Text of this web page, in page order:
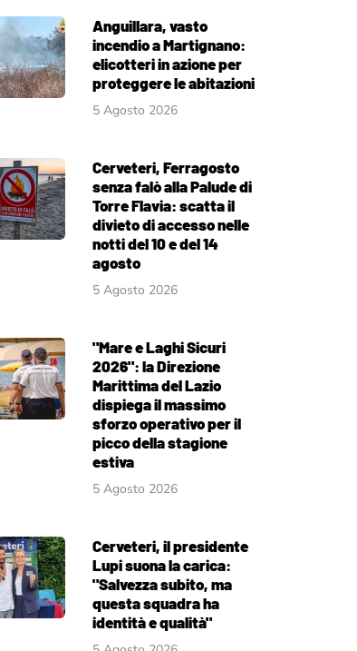
Anguillara, vasto
incendio a Martignano:
elicotteri in azione per
proteggere le abitazioni
5 Agosto 2026
Cerveteri, Ferragosto
senza falò alla Palude di
Torre Flavia: scatta il
divieto di accesso nelle
notti del 10 e del 14
agosto
5 Agosto 2026
"Mare e Laghi Sicuri
2026": la Direzione
Marittima del Lazio
dispiega il massimo
sforzo operativo per il
picco della stagione
estiva
5 Agosto 2026
Cerveteri, il presidente
Lupi suona la carica:
"Salvezza subito, ma
questa squadra ha
identità e qualità"